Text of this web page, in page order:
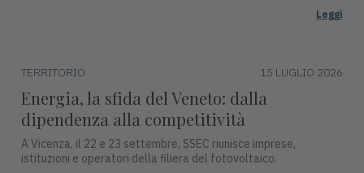
Leggi
TERRITORIO 15 LUGLIO 2026
Energia, la sfida del Veneto: dalla
dipendenza alla competitività
A Vicenza, il 22 e 23 settembre, SSEC riunisce imprese,
istituzioni e operatori della filiera del fotovoltaico.